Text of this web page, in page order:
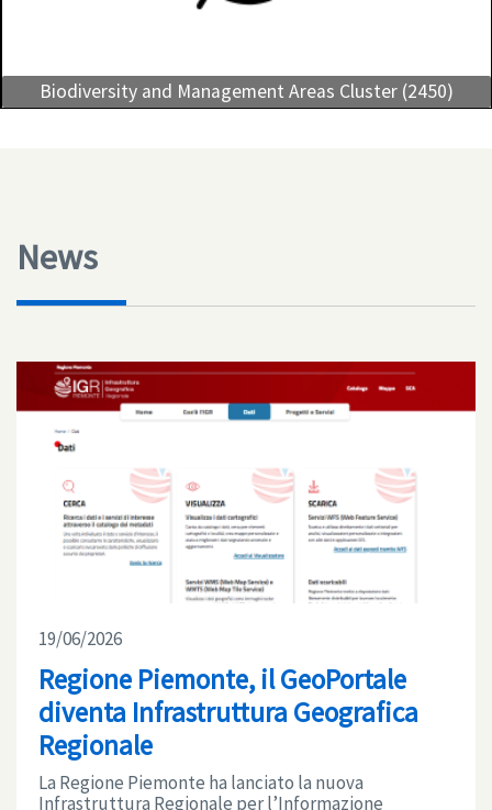
Biodiversity and Management Areas Cluster (2450)
News
19/06/2026
Regione Piemonte, il GeoPortale
diventa Infrastruttura Geografica
Regionale
La Regione Piemonte ha lanciato la nuova
Infrastruttura Regionale per l’Informazione